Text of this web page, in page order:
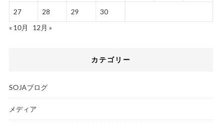
27 28 29
30
« 10月
12月 »
カテゴリー
SOJAブログ
メディア